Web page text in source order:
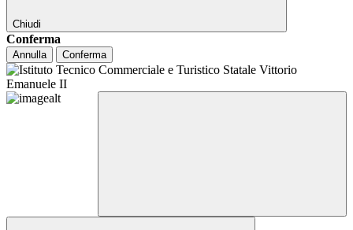
Chiudi
Conferma
Annulla Conferma